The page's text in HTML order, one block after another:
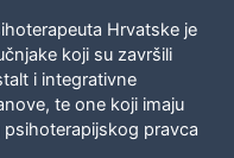
Hrvatske je
koji su završili
i integrativne
te one koji imaju
pravca